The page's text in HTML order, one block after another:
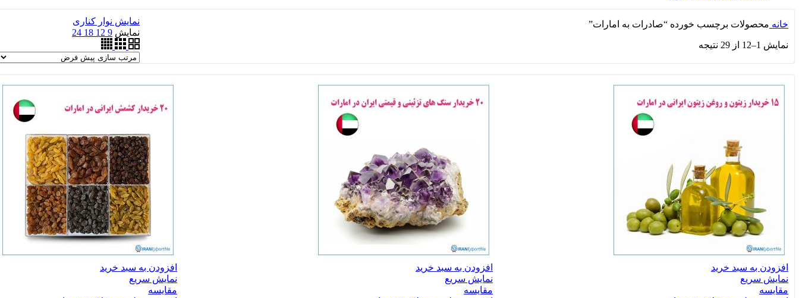
خانه محصولات برچسب خورده “صادرات به امارات”
نمایش 1–12 از 29 نتیجه
نمایش نوار کناری
نمایش 9
12
18
24
افزودن به سبد خرید
نمایش سریع
مقایسه
افزودن به سبد خرید
نمایش سریع
مقایسه
افزودن به سبد خرید
نمایش سریع
مقایسه